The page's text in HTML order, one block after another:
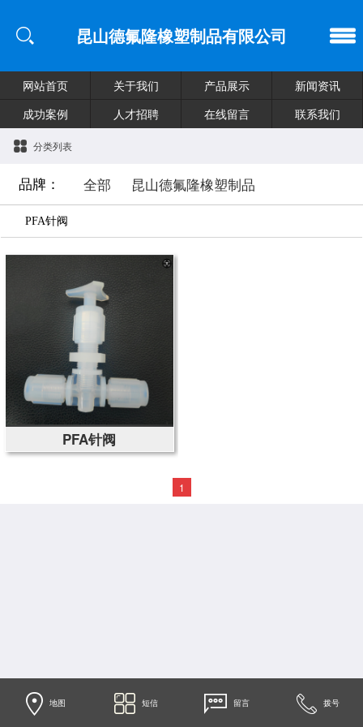
昆山德氟隆橡塑制品有限公司
网站首页 关于我们 产品展示
新闻资讯
成功案例
人才招聘 在线留言 联系我们
分类列表
品牌： 全部 昆山德氟隆橡塑制品
PFA针阀
PFA针阀
1
地图 短信 留言 拨号